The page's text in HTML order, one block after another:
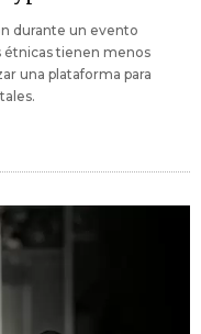
durante un evento
étnicas tienen menos
una plataforma para